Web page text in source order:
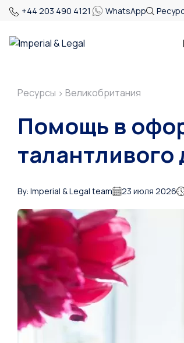
+44 203 490 4121 WhatsApp
Ресурсы > Великобритания
Помощь в
талантливого
By: Imperial & Legal team 23 июля 2026